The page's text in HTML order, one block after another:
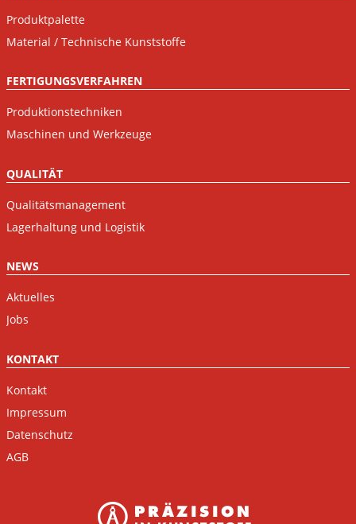
Produktpalette
Material / Technische Kunststoffe
FERTIGUNGSVERFAHREN
Produktionstechniken
Maschinen und Werkzeuge
QUALITÄT
Qualitätsmanagement
Lagerhaltung und Logistik
NEWS
Aktuelles
Jobs
KONTAKT
Kontakt
Impressum
Datenschutz
AGB